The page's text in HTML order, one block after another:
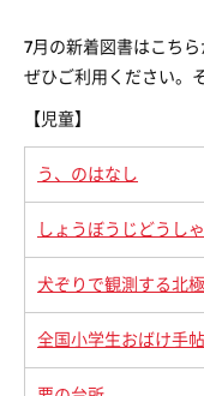
7月の新着図書はこちら
ぜひご利用ください。
【児童】
う、のはなし
しょうぼうじどうし
犬ぞりで観測する北
全国小学生おばけ手帖